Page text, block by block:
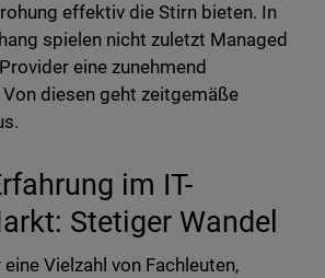
effektiv die Stirn bieten. In
spielen nicht zuletzt Managed
eine zunehmend
diesen geht zeitgemäße
im IT-
Stetiger Wandel
Vielzahl von Fachleuten,